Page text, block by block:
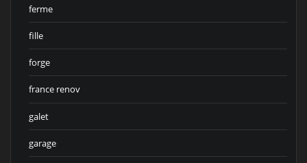
ferme
fille
forge
france renov
galet
garage